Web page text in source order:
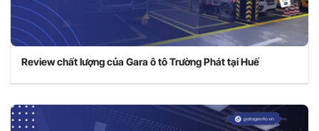
Review chất lượng của Gara ô tô Trường Phát tại Huế